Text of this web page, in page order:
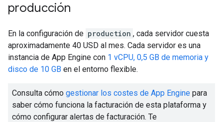
producción
En la configuración de production , cada servidor cuesta
aproximadamente 40 USD al mes. Cada servidor es una
instancia de App Engine con 1 vCPU, 0,5 GB de memoria y
disco de 10 GB en el entorno flexible.
Consulta cómo gestionar los costes de App Engine para
saber cómo funciona la facturación de esta plataforma y
cómo configurar alertas de facturación. Te